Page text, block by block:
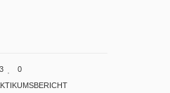
0